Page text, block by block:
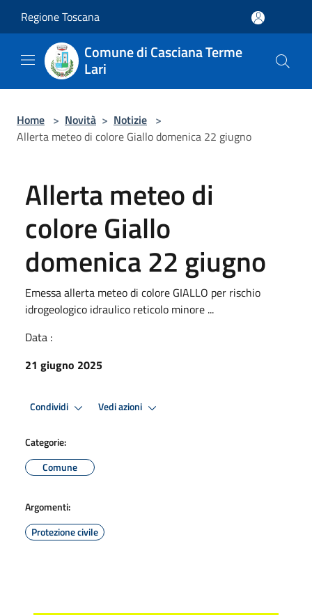
Regione Toscana
Comune di Casciana Terme
Lari
Home > Novità > Notizie >
Allerta meteo di colore Giallo domenica 22 giugno
Allerta meteo di
colore Giallo
domenica 22 giugno
Emessa allerta meteo di colore GIALLO per rischio
idrogeologico idraulico reticolo minore ...
Data :
21 giugno 2025
Condividi Vedi azioni
Categorie:
Comune
Argomenti:
Protezione civile